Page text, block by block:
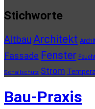
Stichworte
Altbau Architekt
Fassade Fenster
Schallschutz Strom
Bau-Praxis